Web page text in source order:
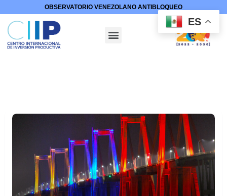
OBSERVATORIO VENEZOLANO ANTIBLOQUEO
ES